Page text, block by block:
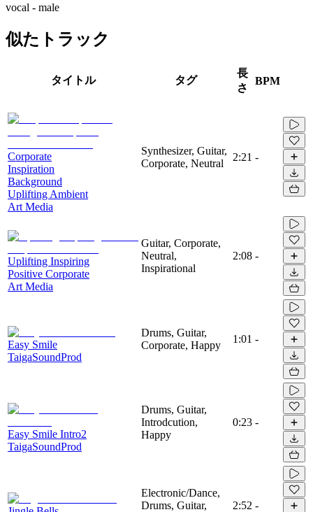
vocal - male
似たトラック
タイトル タグ
長
さ
BPM
Corporate
Inspiration
Background
Uplifting Ambient
Art Media
Synthesizer, Guitar,
Corporate, Neutral
2:21 -
Uplifting Inspiring
Positive Corporate
Art Media
Guitar, Corporate,
Neutral,
Inspirational
2:08 -
Easy Smile
TaigaSoundProd
Drums, Guitar,
Corporate, Happy
1:01 -
Easy Smile Intro2
TaigaSoundProd
Drums, Guitar,
Introdcution,
Happy
0:23 -
Electronic/Dance,
Drums, Guitar,
2:52 -